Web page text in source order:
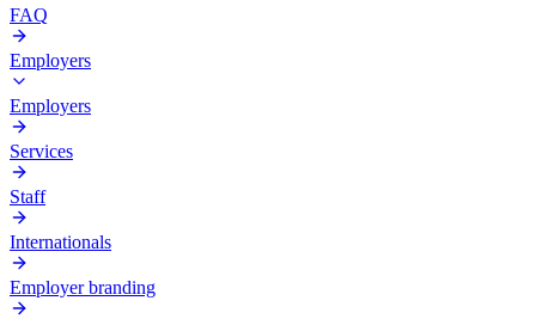
FAQ
Employers
Employers
Services
Staff
Internationals
Employer branding